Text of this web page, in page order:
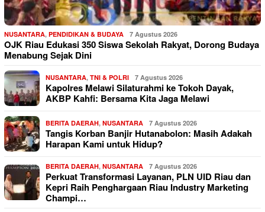
NUSANTARA, PENDIDIKAN & BUDAYA 7 Agustus 2026
OJK Riau Edukasi 350 Siswa Sekolah Rakyat, Dorong Budaya
Menabung Sejak Dini
NUSANTARA, TNI & POLRI 7 Agustus 2026
Kapolres Melawi Silaturahmi ke Tokoh Dayak,
AKBP Kahfi: Bersama Kita Jaga Melawi
BERITA DAERAH, NUSANTARA 7 Agustus 2026
Tangis Korban Banjir Hutanabolon: Masih Adakah
Harapan Kami untuk Hidup?
BERITA DAERAH, NUSANTARA 7 Agustus 2026
Perkuat Transformasi Layanan, PLN UID Riau dan
Kepri Raih Penghargaan Riau Industry Marketing
Champi…